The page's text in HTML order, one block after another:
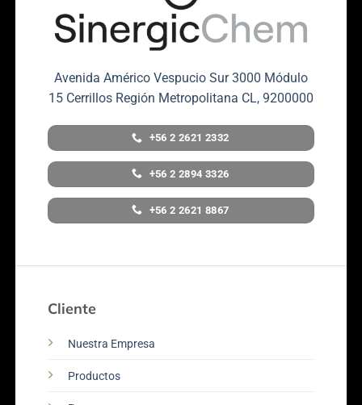
Avenida Américo Vespucio Sur 3000 Módulo
15 Cerrillos Región Metropolitana CL, 9200000
+56 2 2621 2332
+56 2 2894 3326
+56 2 2621 8867
Cliente
Nuestra Empresa
Productos